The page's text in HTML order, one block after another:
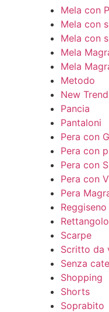
Mela con
Mela con
Mela con
Mela
Mela
Metodo
New Trend
Pancia
Pantaloni
Pera con
Pera con
Pera con
Pera con
Pera
Reggiseno
Scarpe
Scritto da
Senza
Shopping
Shorts
Soprabito